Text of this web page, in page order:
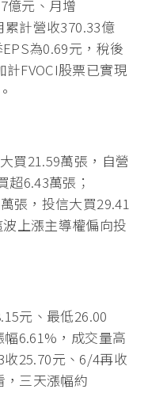
億元、月增
計營收370.33億
為0.69元，稅後
FVOCI股票已實現
買21.59萬張，自營
超6.43萬張；
張，投信大買29.41
上漲主導權偏向投
元、最低26.00
6.61%，成交量高
25.70元、6/4再收
，三天漲幅約